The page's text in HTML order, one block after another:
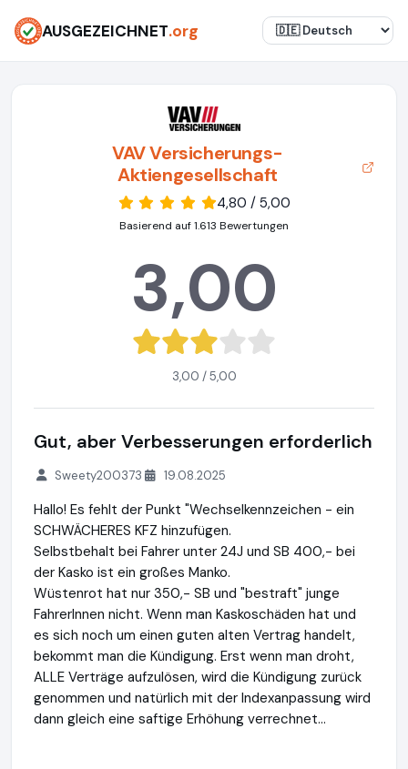
AUSGEZEICHNET.org
VAV Versicherungs-
Aktiengesellschaft
4,80 / 5,00
Basierend auf 1.613 Bewertungen
3,00
3,00 / 5,00
Gut, aber Verbesserungen erforderlich
Sweety200373 19.08.2025
Hallo! Es fehlt der Punkt "Wechselkennzeichen - ein
SCHWÄCHERES KFZ hinzufügen.
Selbstbehalt bei Fahrer unter 24J und SB 400,- bei
der Kasko ist ein großes Manko.
Wüstenrot hat nur 350,- SB und "bestraft" junge
FahrerInnen nicht. Wenn man Kaskoschäden hat und
es sich noch um einen guten alten Vertrag handelt,
bekommt man die Kündigung. Erst wenn man droht,
ALLE Verträge aufzulösen, wird die Kündigung zurück
genommen und natürlich mit der Indexanpassung wird
dann gleich eine saftige Erhöhung verrechnet...